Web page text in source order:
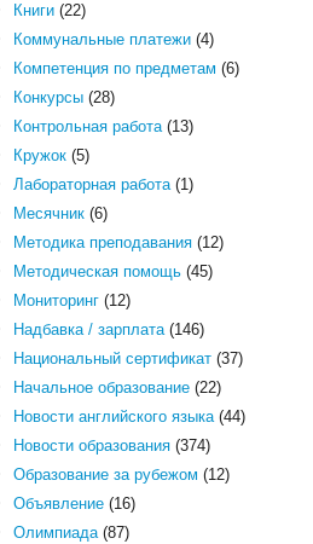
Книги(22)
Коммунальные платежи(4)
Компетенция по предметам (6)
Конкурсы(28)
Контрольная работа(13)
Кружок(5)
Лабораторная работа(1)
Месячник(6)
Методика преподавания(12)
Методическая помощь(45)
Мониторинг(12)
Надбавка / зарплата(146)
Национальный сертификат(37)
Начальное образование(22)
Новости английского языка(44)
Новости образования(374)
Образование за рубежом (12)
Объявление(16)
Олимпиада(87)